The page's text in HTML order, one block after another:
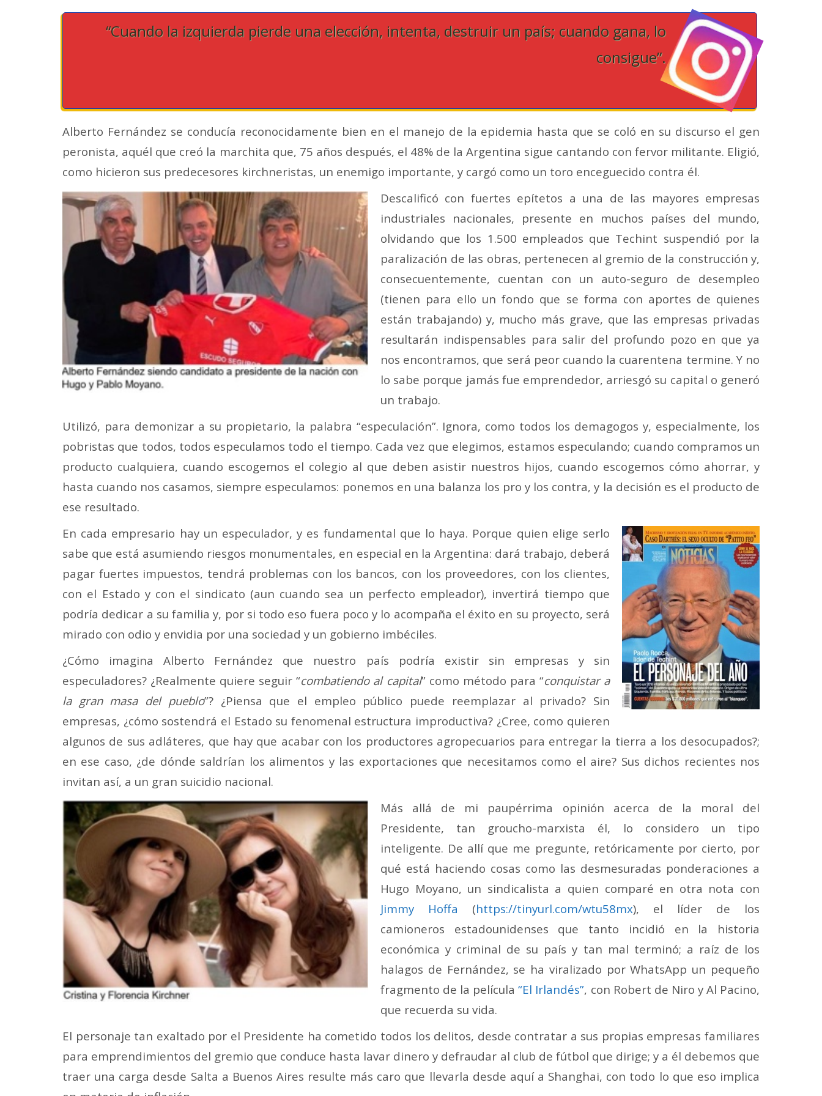
“Cuando la izquierda pierde una elección, intenta, destruir un país; cuando gana, lo
consigue”.
Alberto Fernández se conducía reconocidamente bien en el manejo de la epidemia hasta que se coló en su discurso el gen
peronista, aquél que creó la marchita que, 75 años después, el 48% de la Argentina sigue cantando con fervor militante. Eligió,
como hicieron sus predecesores kirchneristas, un enemigo importante, y cargó como un toro enceguecido contra él.
Descalificó con fuertes epítetos a una de las mayores empresas
industriales nacionales, presente en muchos países del mundo,
olvidando que los 1.500 empleados que Techint suspendió por la
paralización de las obras, pertenecen al gremio de la construcción y,
consecuentemente, cuentan con un auto-seguro de desempleo
(tienen para ello un fondo que se forma con aportes de quienes
están trabajando) y, mucho más grave, que las empresas privadas
resultarán indispensables para salir del profundo pozo en que ya
nos encontramos, que será peor cuando la cuarentena termine. Y no
lo sabe porque jamás fue emprendedor, arriesgó su capital o generó
un trabajo.
Utilizó, para demonizar a su propietario, la palabra “especulación”. Ignora, como todos los demagogos y, especialmente, los
pobristas que todos, todos especulamos todo el tiempo. Cada vez que elegimos, estamos especulando; cuando compramos un
producto cualquiera, cuando escogemos el colegio al que deben asistir nuestros hijos, cuando escogemos cómo ahorrar, y
hasta cuando nos casamos, siempre especulamos: ponemos en una balanza los pro y los contra, y la decisión es el producto de
ese resultado.
En cada empresario hay un especulador, y es fundamental que lo haya. Porque quien elige serlo
sabe que está asumiendo riesgos monumentales, en especial en la Argentina: dará trabajo, deberá
pagar fuertes impuestos, tendrá problemas con los bancos, con los proveedores, con los clientes,
con el Estado y con el sindicato (aun cuando sea un perfecto empleador), invertirá tiempo que
podría dedicar a su familia y, por si todo eso fuera poco y lo acompaña el éxito en su proyecto, será
mirado con odio y envidia por una sociedad y un gobierno imbéciles.
¿Cómo imagina Alberto Fernández que nuestro país podría existir sin empresas y sin
especuladores? ¿Realmente quiere seguir “combatiendo al capital” como método para “conquistar a
la gran masa del pueblo”? ¿Piensa que el empleo público puede reemplazar al privado? Sin
empresas, ¿cómo sostendrá el Estado su fenomenal estructura improductiva? ¿Cree, como quieren
algunos de sus adláteres, que hay que acabar con los productores agropecuarios para entregar la tierra a los desocupados?;
en ese caso, ¿de dónde saldrían los alimentos y las exportaciones que necesitamos como el aire? Sus dichos recientes nos
invitan así, a un gran suicidio nacional.
Más allá de mi paupérrima opinión acerca de la moral del
Presidente, tan groucho-marxista él, lo considero un tipo
inteligente. De allí que me pregunte, retóricamente por cierto, por
qué está haciendo cosas como las desmesuradas ponderaciones a
Hugo Moyano, un sindicalista a quien comparé en otra nota con
Jimmy Hoffa (https://tinyurl.com/wtu58mx), el líder de los
camioneros estadounidenses que tanto incidió en la historia
económica y criminal de su país y tan mal terminó; a raíz de los
halagos de Fernández, se ha viralizado por WhatsApp un pequeño
fragmento de la película“El Irlandés”, con Robert de Niro y Al Pacino,
que recuerda su vida.
El personaje tan exaltado por el Presidente ha cometido todos los delitos, desde contratar a sus propias empresas familiares
para emprendimientos del gremio que conduce hasta lavar dinero y defraudar al club de fútbol que dirige; y a él debemos que
traer una carga desde Salta a Buenos Aires resulte más caro que llevarla desde aquí a Shanghai, con todo lo que eso implica